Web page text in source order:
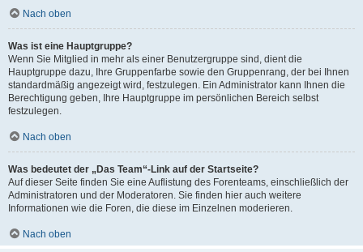
Nach oben
Was ist eine Hauptgruppe?
Wenn Sie Mitglied in mehr als einer Benutzergruppe sind, dient die
Hauptgruppe dazu, Ihre Gruppenfarbe sowie den Gruppenrang, der bei Ihnen
standardmäßig angezeigt wird, festzulegen. Ein Administrator kann Ihnen die
Berechtigung geben, Ihre Hauptgruppe im persönlichen Bereich selbst
festzulegen.
Nach oben
Was bedeutet der „Das Team“-Link auf der Startseite?
Auf dieser Seite finden Sie eine Auflistung des Forenteams, einschließlich der
Administratoren und der Moderatoren. Sie finden hier auch weitere
Informationen wie die Foren, die diese im Einzelnen moderieren.
Nach oben